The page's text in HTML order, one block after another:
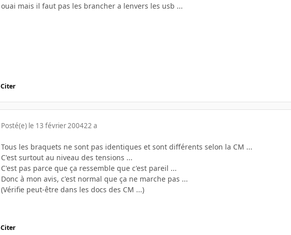
ouai mais il faut pas les brancher a lenvers les usb ...
Citer
Posté(e) le 13 février 200422 a
Tous les braquets ne sont pas identiques et sont différents selon la CM ...
C'est surtout au niveau des tensions ...
C'est pas parce que ça ressemble que c'est pareil ...
Donc à mon avis, c'est normal que ça ne marche pas ...
(Vérifie peut-être dans les docs des CM ...)
Citer